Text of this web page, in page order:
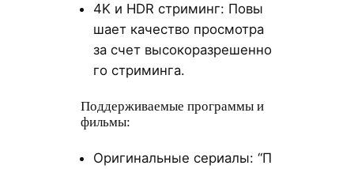
4K и HDR стриминг: Повы
шает качество просмотра
за счет высокоразрешенно
го стриминга.
Поддерживаемые программы и
фильмы:
Оригинальные сериалы: “П